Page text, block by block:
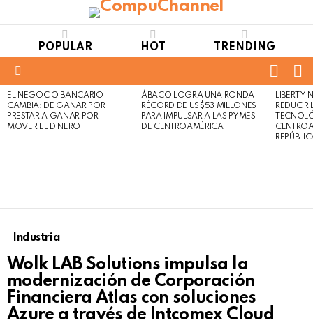
POPULAR HOT TRENDING
LATEST
STORIES
EL NEGOCIO BANCARIO
CAMBIA: DE GANAR POR
PRESTAR A GANAR POR
MOVER EL DINERO
Not
Safe
For
Click
to
view
ÁBACO LOGRA UNA RONDA
RÉCORD DE US$53 MILLONES
PARA IMPULSAR A LAS PYMES
DE CENTROAMÉRICA
LIBERTY
REDUCIR
Industria
Wolk LAB Solutions impulsa la
modernización de Corporación
Financiera Atlas con soluciones
Azure a través de Intcomex Cloud